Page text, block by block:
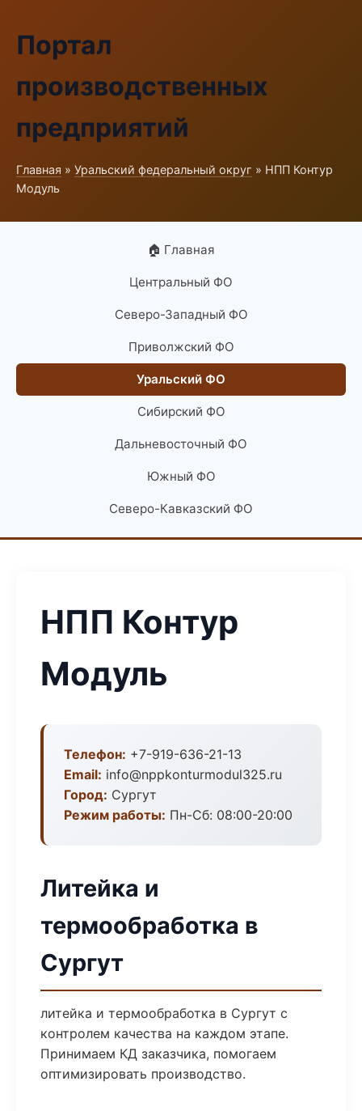
Портал
производственных
предприятий
Главная » Уральский федеральный округ » НПП Контур
Модуль
🏠 Главная
Центральный ФО
Северо-Западный ФО
Приволжский ФО
Уральский ФО
Сибирский ФО
Дальневосточный ФО
Южный ФО
Северо-Кавказский ФО
НПП Контур
Модуль
Телефон: +7-919-636-21-13
Email: info@nppkonturmodul325.ru
Город: Сургут
Режим работы: Пн-Сб: 08:00-20:00
Литейка и
термообработка в
Сургут
литейка и термообработка в Сургут с
контролем качества на каждом этапе.
Принимаем КД заказчика, помогаем
оптимизировать производство.